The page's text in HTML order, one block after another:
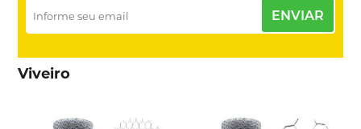
ENVIAR
Viveiro